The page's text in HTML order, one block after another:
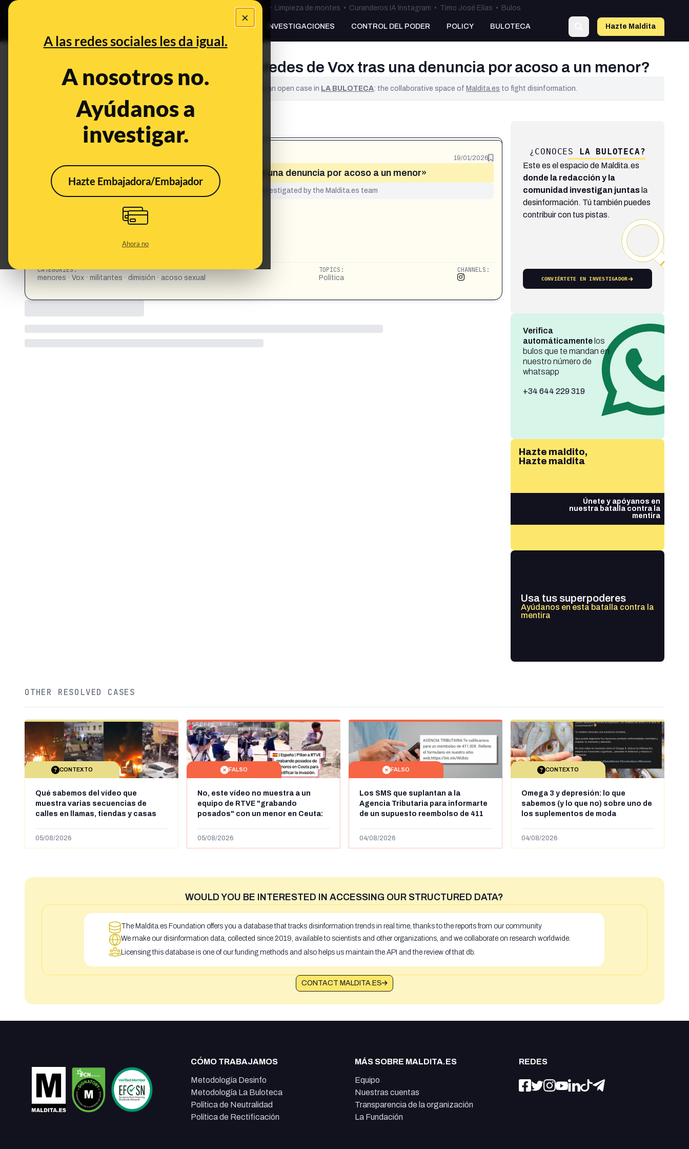
×
A las redes sociales les da igual.
A nosotros no.
Ayúdanos a
investigar.
Hazte Embajadora/Embajador
Ahora no
Bulos Ceuta • Limpieza de montes • Curanderos IA Instagram • Timo José Elías • Bulos
PREBUNKING INVESTIGACIONES CONTROL DEL PODER POLICY BULOTECA Hazte Maldita
¿Dimite el responsable juvenil de redes de Vox tras una denuncia por acoso a un menor?
This content has NOT yet been verified. It is an open case in LA BULOTECA: the collaborative space ofMaldita.es to fight disinformation.
19/01/2026
«Dimite el responsable juvenil de redes de Vox tras una denuncia por acoso a un menor»
This content has not yet been investigated by the Maldita.es team
https://www.instagram.com/reel/DTrr6k_DWjS/
CATEGORIES:
menores · Vox · militantes · dimisión · acoso sexual
TOPICS:
Política
CHANNELS:
¿CONOCES LA BULOTECA?
Este es el espacio de Maldita.es
donde la redacción y la
comunidad investigan juntasla
desinformación. Tú también puedes
contribuir con tus pistas.
CONVIÉRTETE EN INVESTIGADOR
Verifica
automáticamentelos
bulos que te mandan en
nuestro número de
whatsapp
+34 644 229 319
Hazte maldito,
Hazte maldita
Únete y apóyanos en
nuestra batalla contra la
mentira
Usa tus superpoderes
Ayúdanos en esta batalla contra la
mentira
OTHER RESOLVED CASES
CONTEXTO
Qué sabemos del vídeo que
muestra varias secuencias de
calles en llamas, tiendas y casas
supuestamente en España tras la
05/08/2026
FALSO
No, este vídeo no muestra a un
equipo de RTVE "grabando
posados" con un menor en Ceuta:
VRT
05/08/2026
FALSO
Los SMS que suplantan a la
Agencia Tributaria para informarte
de un supuesto reembolso de 411
04/08/2026
CONTEXTO
Omega 3 y depresión: lo que
sabemos (y lo que no) sobre uno de
los suplementos de moda
04/08/2026
WOULD YOU BE INTERESTED IN ACCESSING OUR STRUCTURED DATA?
The Maldita.es Foundation offers you a database that tracks disinformation trends in real time, thanks to the reports from our community
We make our disinformation data, collected since 2019, available to scientists and other organizations, and we collaborate on research worldwide.
Licensing this database is one of our funding methods and also helps us maintain the API and the review of that db.
CONTACT MALDITA.ES
CÓMO TRABAJAMOS
Metodología Desinfo
Metodología La Buloteca
Política de Neutralidad
Política de Rectificación
MÁS SOBRE MALDITA.ES
Equipo
Nuestras cuentas
Transparencia de la organización
La Fundación
REDES